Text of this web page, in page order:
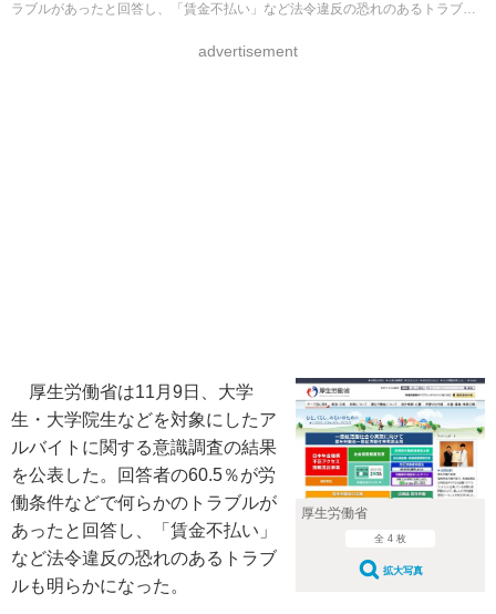
ラブルがあったと回答し、「賃金不払い」など法令違反の恐れのあるトラブル
advertisement
厚生労働省
全 4 枚
拡大写真
厚生労働省は11月9日、大学
生・大学院生などを対象にしたア
ルバイトに関する意識調査の結果
を公表した。回答者の60.5％が労
働条件などで何らかのトラブルが
あったと回答し、「賃金不払い」
など法令違反の恐れのあるトラブ
ルも明らかになった。